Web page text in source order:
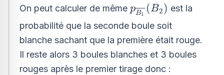
On peut calculer de même
(B_{2})
pB1 (B2) est la
probabilité que la seconde boule soit
blanche sachant que la première était rouge.
Il reste alors 3 boules blanches et 3 boules
rouges après le premier tirage donc :